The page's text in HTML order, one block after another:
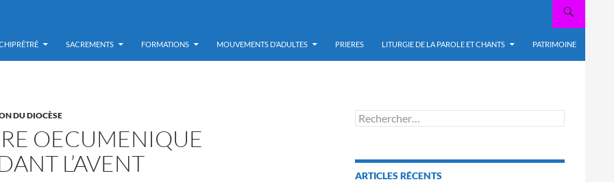
SACREMENTS FORMATIONS MOUVEMENTS D’ADULTES PRIERES LITURGIE DE LA PAROLE ET CHANTS PATRIMOINE
DU DIOCÈSE
OECUMENIQUE
L’AVENT
Rechercher :
ARTICLES RÉCENTS